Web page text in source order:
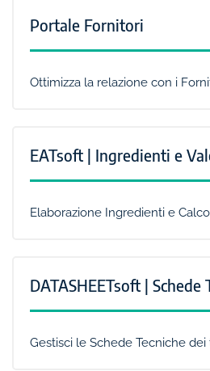
Portale Fornitori
Ottimizza la relazione con i
EATsoft | Ingredienti e
Elaborazione Ingredienti e
DATASHEETsoft | Schede
Gestisci le Schede Tecniche